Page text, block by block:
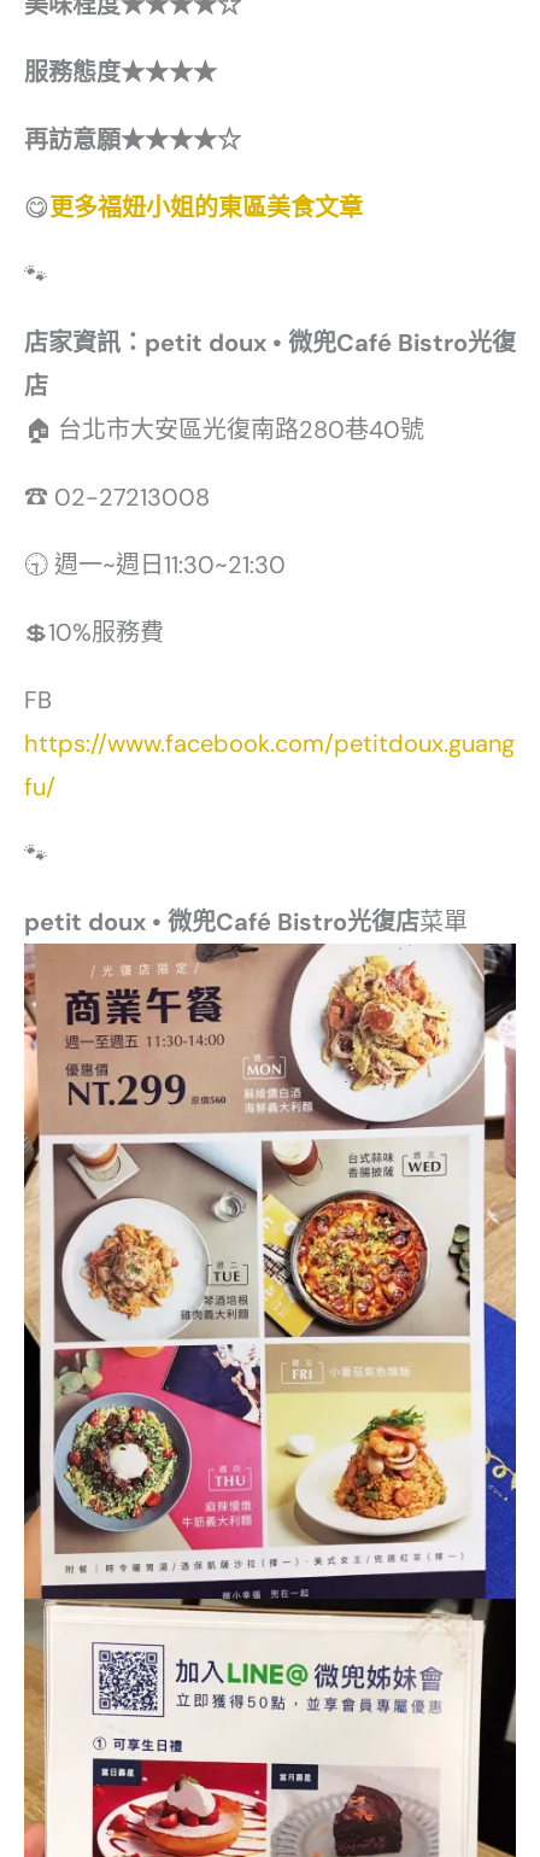
服務態度★★★★
再訪意願★★★★☆
😋更多福妞小姐的東區美食文章
🐾
店家資訊：petit doux • 微兜Café Bistro光復
店
🏠 台北市大安區光復南路280巷40號
☎ 02-27213008
🕤 週一~週日11:30~21:30
💲10%服務費
FB
https://www.facebook.com/petitdoux.guang
fu/
🐾
petit doux • 微兜Café Bistro光復店菜單